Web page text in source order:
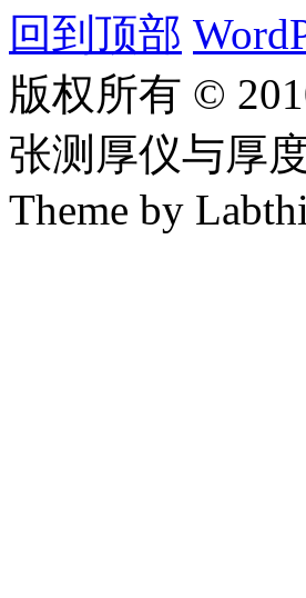
回到顶部
版权所有 ©
张测厚仪与厚
Theme by